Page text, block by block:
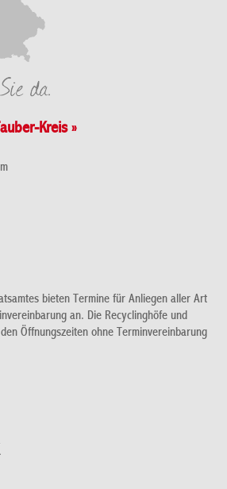
Kreis »
bieten Termine für Anliegen aller Art
an. Die Recyclinghöfe und
Öffnungszeiten ohne Terminvereinbarung